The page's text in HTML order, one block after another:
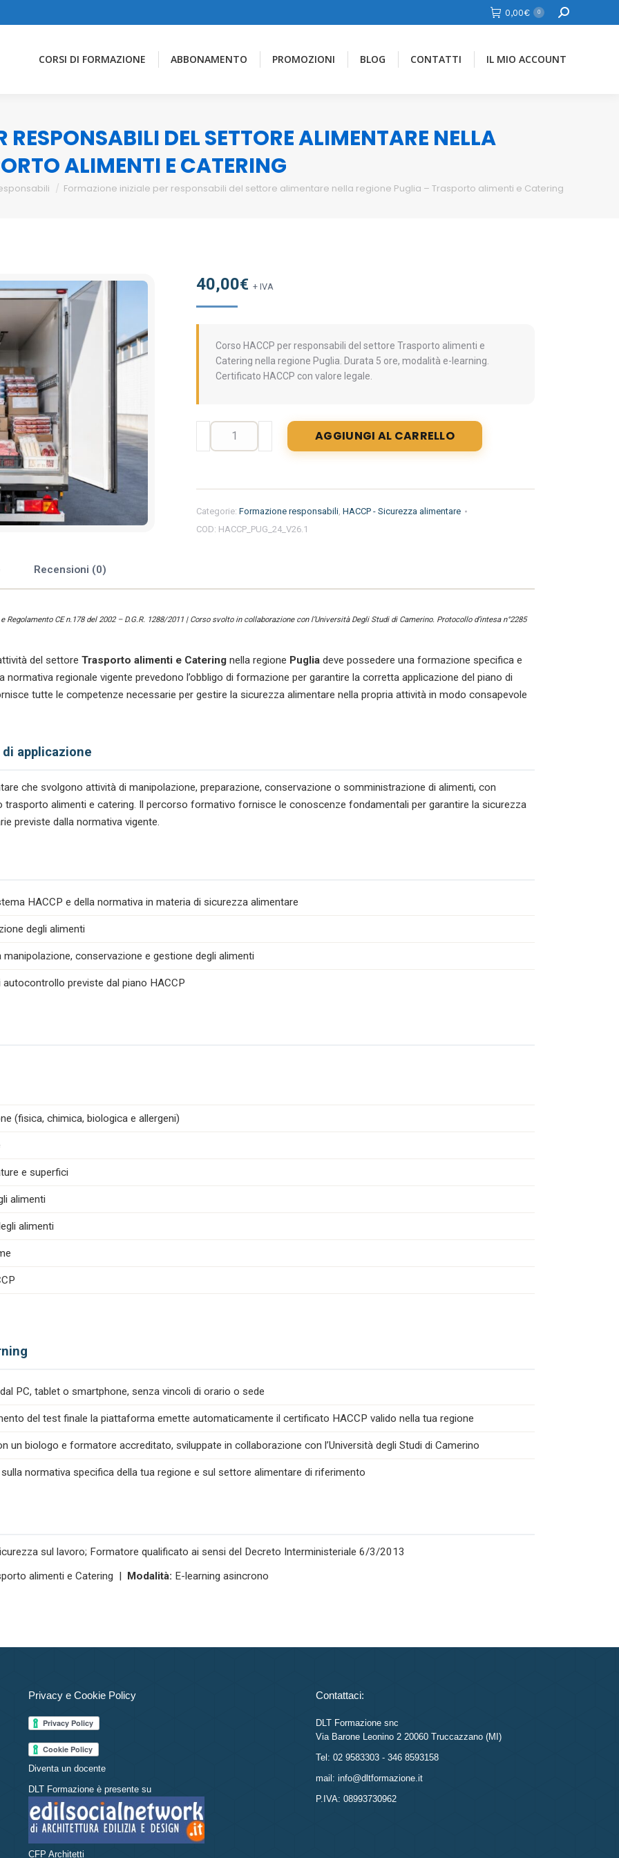
0,00€ 0 Cerca
CORSI DI FORMAZIONE ABBONAMENTO PROMOZIONI BLOG CONTATTI IL MIO ACCOUNT
DEL SETTORE ALIMENTARE NELLA
ALIMENTI E CATERING
Formazione iniziale per responsabili del settore alimentare nella regione Puglia – Trasporto alimenti e Catering
40,00€ + IVA
Corso HACCP per responsabili del settore Trasporto alimenti e
Catering nella regione Puglia. Durata 5 ore, modalità e-learning.
Certificato HACCP con valore legale.
Formazione
del
alimentare
nella
e
quantità
AGGIUNGI AL CARRELLO
Categorie: Formazione responsabili, HACCP - Sicurezza alimentare
COD: HACCP_PUG_24_V26.1
Recensioni (0)
CE n.178 del 2002 – D.G.R. 1288/2011 | Corso svolto in collaborazione con l’Università Degli Studi di Camerino. Protocollo d’intesa n°2285
del settore Trasporto alimenti e Catering nella regione Puglia deve possedere una formazione specifica e
regionale vigente prevedono l’obbligo di formazione per garantire la corretta applicazione del piano di
tutte le competenze necessarie per gestire la sicurezza alimentare nella propria attività in modo consapevole
applicazione
che svolgono attività di manipolazione, preparazione, conservazione o somministrazione di alimenti, con
alimenti e catering. Il percorso formativo fornisce le conoscenze fondamentali per garantire la sicurezza
previste dalla normativa vigente.
HACCP e della normativa in materia di sicurezza alimentare
degli alimenti
conservazione e gestione degli alimenti
previste dal piano HACCP
(fisica, chimica, biologica e allergeni)
e superfici
alimenti
alimenti
PC, tablet o smartphone, senza vincoli di orario o sede
del test finale la piattaforma emette automaticamente il certificato HACCP valido nella tua regione
un biologo e formatore accreditato, sviluppate in collaborazione con l’Università degli Studi di Camerino
normativa specifica della tua regione e sul settore alimentare di riferimento
sul lavoro; Formatore qualificato ai sensi del Decreto Interministeriale 6/3/2013
alimenti e Catering | Modalità: E-learning asincrono
Privacy e Cookie Policy
Diventa un docente
DLT Formazione è presente su
CFP Architetti
Contattaci:
DLT Formazione snc
Via Barone Leonino 2 20060 Truccazzano (MI)
Tel: 02 9583303 - 346 8593158
mail: info@dltformazione.it
P.IVA: 08993730962